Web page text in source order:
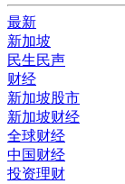
最新
新加坡
民生民声
财经
新加坡股市
新加坡财经
全球财经
中国财经
投资理财